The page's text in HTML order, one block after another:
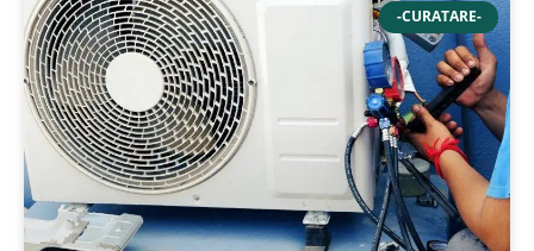
-CURATARE-